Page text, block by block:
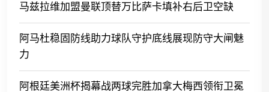
马兹拉维加盟曼联顶替万比萨卡填补右后卫空缺
阿马杜稳固防线助力球队守护底线展现防守大闸魅
力
阿根廷美洲杯揭幕战两球完胜加拿大梅西领衔卫冕